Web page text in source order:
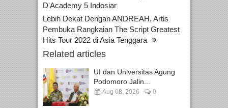
D'Academy 5 Indosiar
Lebih Dekat Dengan ANDREAH, Artis
Pembuka Rangkaian The Script Greatest
Hits Tour 2022 di Asia Tenggara
Related articles
UI dan Universitas Agung
Podomoro Jalin...
Aug 08, 2026 0